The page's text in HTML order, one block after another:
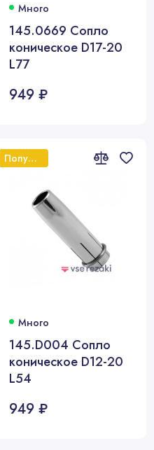
Много
145.0669 Сопло
коническое D17-20
L77
949 ₽
Популярный
Много
145.D004 Сопло
коническое D12-20
L54
949 ₽